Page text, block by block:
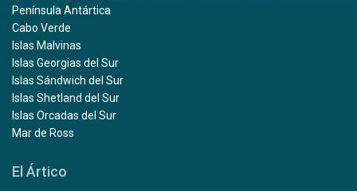
Península Antártica
Cabo Verde
Islas Malvinas
Islas Georgias del Sur
Islas Sándwich del Sur
Islas Shetland del Sur
Islas Orcadas del Sur
Mar de Ross
El Ártico